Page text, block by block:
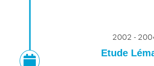
2002 -
Etude